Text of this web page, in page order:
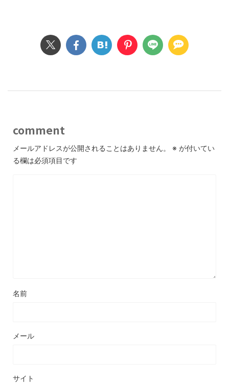
comment
メールアドレスが公開されることはありません。 ※ が付いてい
る欄は必須項目です
名前
メール
サイト